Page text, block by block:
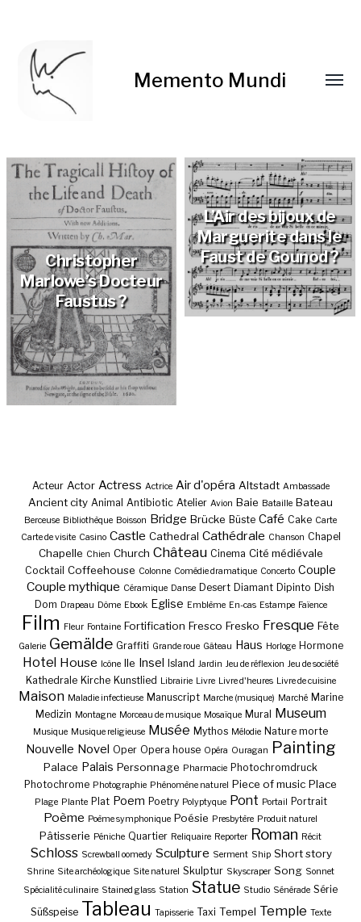
Memento Mundi
Christopher
Marlowe’s Docteur
Faustus ?
L’Air des bijoux de
Marguerite dans le
Faust de Gounod ?
Acteur Actor Actress Actrice Air d'opéra Altstadt Ambassade
Ancient city Animal Antibiotic Atelier Avion Baie Bataille Bateau
Berceuse Bibliothèque Boisson Bridge Brücke Büste Café Cake Carte
Carte de visite Casino Castle Cathedral Cathédrale Chanson Chapel
Chapelle Chien Church Château Cinema Cité médiévale
Cocktail Coffeehouse Colonne Comédie dramatique Concerto Couple
Couple mythique Céramique Danse Desert Diamant Dipinto Dish
Dom Drapeau Dôme Ebook Eglise Emblème En-cas Estampe Faïence
Film Fleur Fontaine Fortification Fresco Fresko Fresque Fête
Galerie Gemälde Graffiti Grande roue Gâteau Haus Horloge Hormone
Hotel House Icône Ile Insel Island Jardin Jeu de réflexion Jeu de société
Kathedrale Kirche Kunstlied Librairie Livre Livre d'heures Livre de cuisine
Maison Maladie infectieuse Manuscript Marche (musique) Marché Marine
Medizin Montagne Morceau de musique Mosaïque Mural Museum
Musique Musique religieuse Musée Mythos Mélodie Nature morte
Nouvelle Novel Oper Opera house Opéra Ouragan Painting
Palace Palais Personnage Pharmacie Photochromdruck
Photochrome Photographie Phénomène naturel Piece of music Place
Plage Plante Plat Poem Poetry Polyptyque Pont Portail Portrait
Poème Poème symphonique Poésie Presbytère Produit naturel
Pâtisserie Péniche Quartier Reliquaire Reporter Roman Récit
Schloss Screwball oomedy Sculpture Serment Ship Short story
Shrine Site archéologique Site naturel Skulptur Skyscraper Song Sonnet
Spécialité culinaire Stained glass Station Statue Studio Sénérade Série
Süßspeise Tableau Tapisserie Taxi Tempel Temple Texte